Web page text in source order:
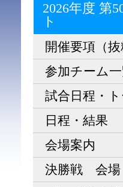
2026年度 第
ト
開催要項（抜
参加チーム
試合日程・
日程・結果
会場案内
決勝戦 会場